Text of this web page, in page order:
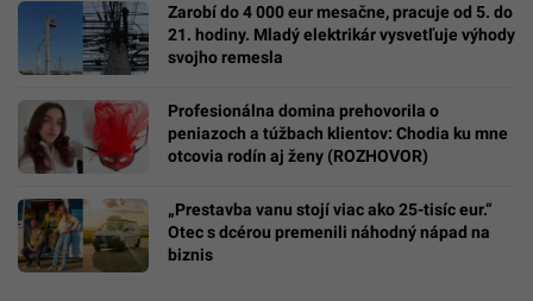
Zarobí do 4 000 eur mesačne, pracuje od 5. do
21. hodiny. Mladý elektrikár vysvetľuje výhody
svojho remesla
Profesionálna domina prehovorila o
peniazoch a túžbach klientov: Chodia ku mne
otcovia rodín aj ženy (ROZHOVOR)
„Prestavba vanu stojí viac ako 25-tisíc eur.“
Otec s dcérou premenili náhodný nápad na
biznis